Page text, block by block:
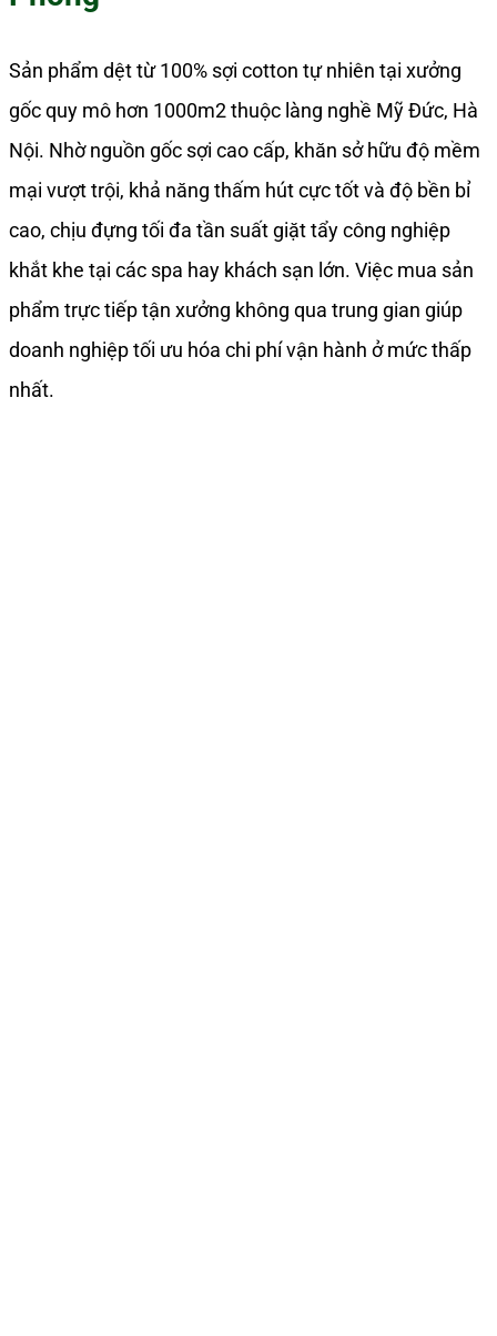
Sản phẩm dệt từ 100% sợi cotton tự nhiên tại xưởng
gốc quy mô hơn 1000m2 thuộc làng nghề Mỹ Đức, Hà
Nội. Nhờ nguồn gốc sợi cao cấp, khăn sở hữu độ mềm
mại vượt trội, khả năng thấm hút cực tốt và độ bền bỉ
cao, chịu đựng tối đa tần suất giặt tẩy công nghiệp
khắt khe tại các spa hay khách sạn lớn. Việc mua sản
phẩm trực tiếp tận xưởng không qua trung gian giúp
doanh nghiệp tối ưu hóa chi phí vận hành ở mức thấp
nhất.